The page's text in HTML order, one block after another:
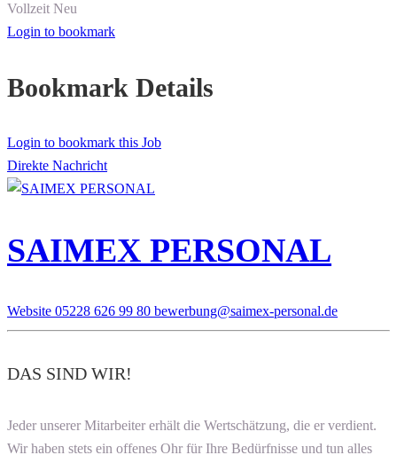
Vollzeit Neu
Login to bookmark
Bookmark Details
Login to bookmark this Job
Direkte Nachricht
SAIMEX PERSONAL
Website 05228 626 99 80 bewerbung@saimex-personal.de
DAS SIND WIR!
Jeder unserer Mitarbeiter erhält die Wertschätzung, die er verdient.
Wir haben stets ein offenes Ohr für Ihre Bedürfnisse und tun alles